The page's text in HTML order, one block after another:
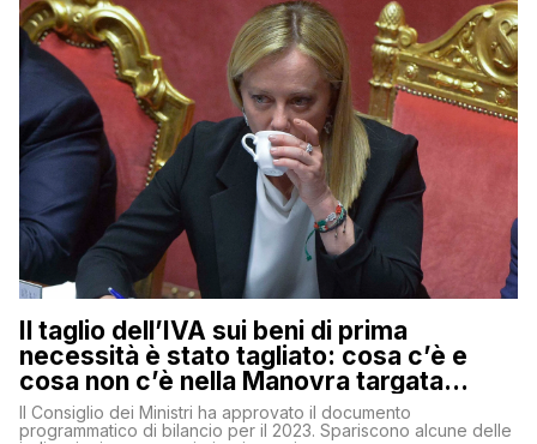
Il taglio dell’IVA sui beni di prima
necessità è stato tagliato: cosa c’è e
cosa non c’è nella Manovra targata
Meloni
Il Consiglio dei Ministri ha approvato il documento
programmatico di bilancio per il 2023. Spariscono alcune delle